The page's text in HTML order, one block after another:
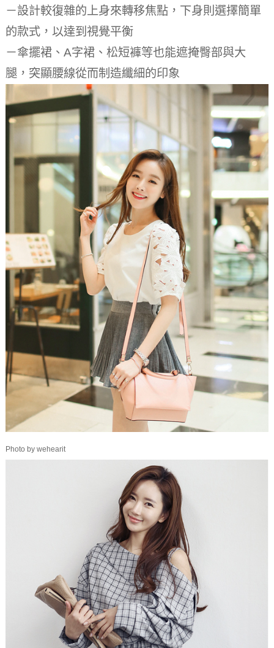
－設計較復雜的上身來轉移焦點，下身則選擇簡單
的款式，以達到視覺平衡
－傘擺裙、A字裙、松短褲等也能遮掩臀部與大
腿，突顯腰線從而制造纖細的印象
Photo by wehearit